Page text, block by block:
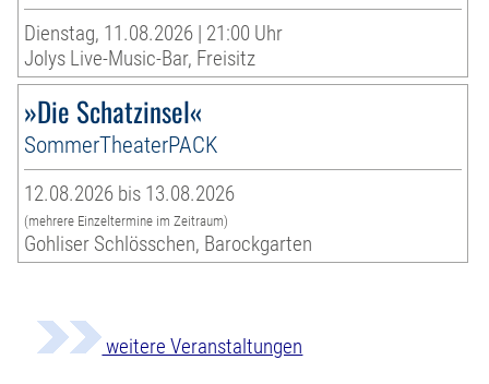
Dienstag, 11.08.2026 | 21:00 Uhr
Jolys Live-Music-Bar, Freisitz
»Die Schatzinsel«
SommerTheaterPACK
12.08.2026 bis 13.08.2026
(mehrere Einzeltermine im Zeitraum)
Gohliser Schlösschen, Barockgarten
weitere Veranstaltungen